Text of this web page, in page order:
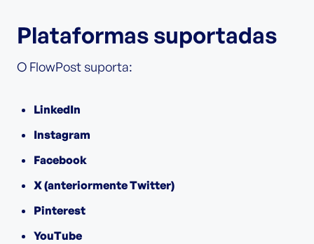
Plataformas suportadas
O FlowPost suporta:
LinkedIn
Instagram
Facebook
X (anteriormente Twitter)
Pinterest
YouTube